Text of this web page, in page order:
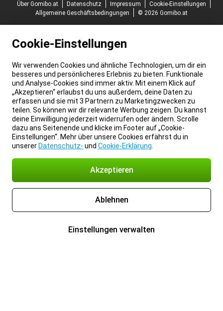
Über Gomibo.at
Datenschutz Impressum
Cookie-Einstellungen
Allgemeine Geschäftsbedingungen
© 2026 Gomibo.at
Cookie-Einstellungen
Wir verwenden Cookies und ähnliche Technologien, um dir ein
besseres und persönlicheres Erlebnis zu bieten. Funktionale
und Analyse-Cookies sind immer aktiv. Mit einem Klick auf
„Akzeptieren“ erlaubst du uns außerdem, deine Daten zu
erfassen und sie mit 3 Partnern zu Marketingzwecken zu
teilen. So können wir dir relevante Werbung zeigen. Du kannst
deine Einwilligung jederzeit widerrufen oder ändern. Scrolle
dazu ans Seitenende und klicke im Footer auf „Cookie-
Einstellungen“. Mehr über unsere Cookies erfährst du in
unserer Datenschutz- und Cookie-Erklärung
Akzeptieren
Ablehnen
Einstellungen verwalten